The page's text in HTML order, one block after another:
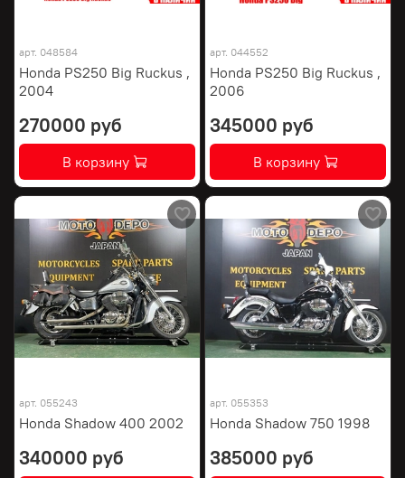
арт. 048584
Honda PS250 Big Ruckus ,
2004
270000 руб
В корзину
арт. 044552
Honda PS250 Big Ruckus ,
2006
345000 руб
В корзину
арт. 055243
Honda Shadow 400 2002
340000 руб
арт. 055353
Honda Shadow 750 1998
385000 руб